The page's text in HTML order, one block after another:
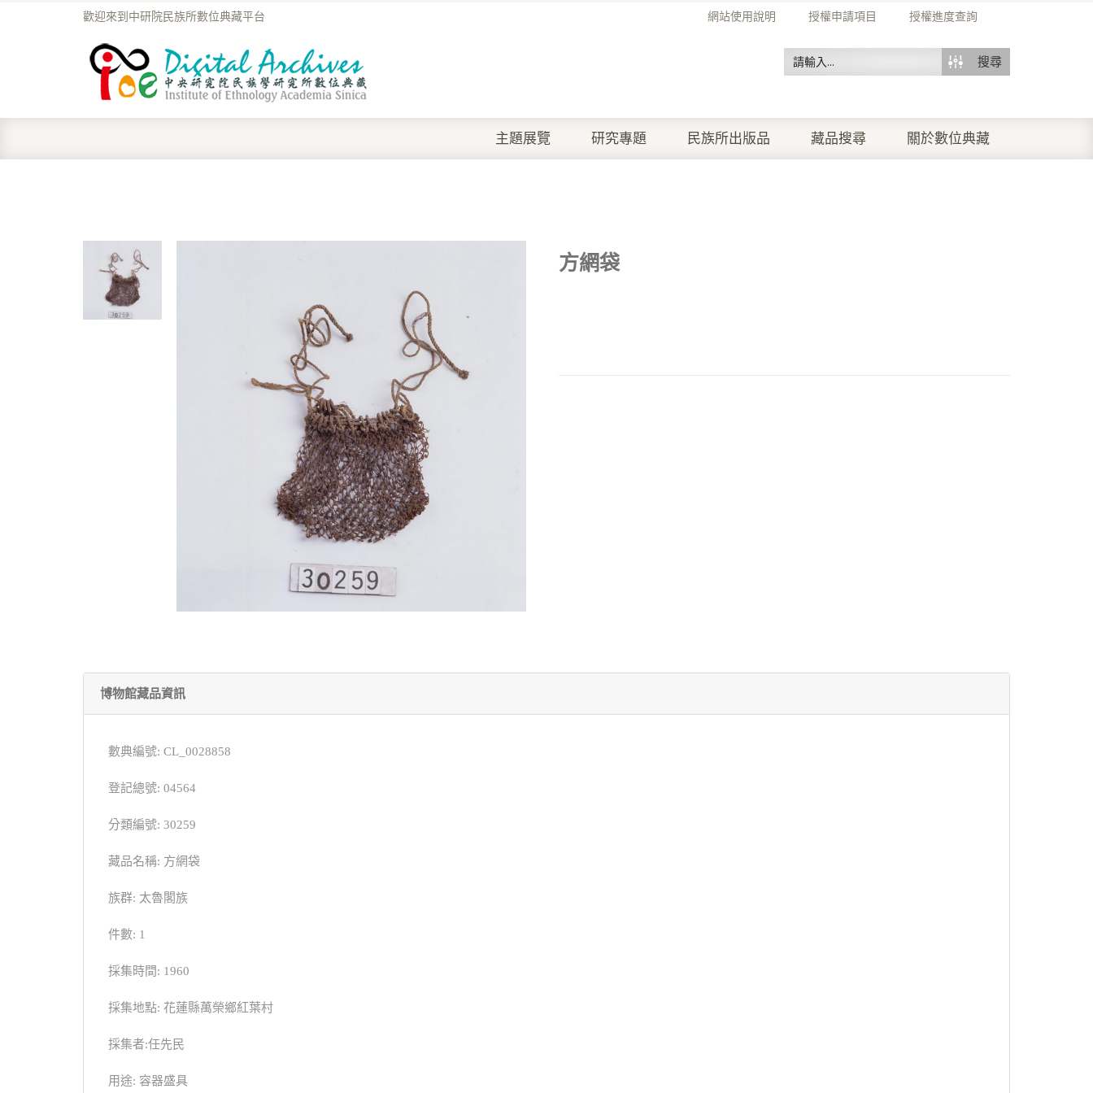
網站使用說明 授權申請項目 授權進度查詢
歡迎來到中研院民族所數位典藏平台
搜尋
主題展覽 研究專題 民族所出版品 藏品搜尋 關於數位典藏
方網袋
博物館藏品資訊
數典編號: CL_0028858
登記總號: 04564
分類編號: 30259
藏品名稱: 方網袋
族群: 太魯閣族
件數: 1
採集時間: 1960
採集地點: 花蓮縣萬榮鄉紅葉村
採集者:任先民
用途: 容器盛具